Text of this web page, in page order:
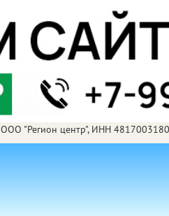
ООО "Регион центр", ИНН 4817003180